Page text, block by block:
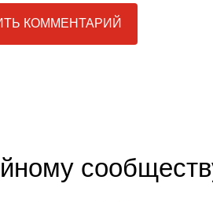
КОММЕНТАРИЙ